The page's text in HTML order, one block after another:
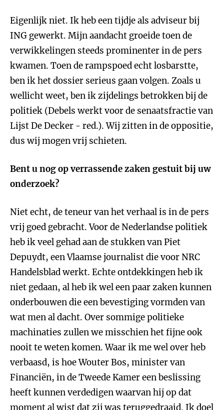
Eigenlijk niet. Ik heb een tijdje als adviseur bij
ING gewerkt. Mijn aandacht groeide toen de
verwikkelingen steeds prominenter in de pers
kwamen. Toen de rampspoed echt losbarstte,
ben ik het dossier serieus gaan volgen. Zoals u
wellicht weet, ben ik zijdelings betrokken bij de
politiek (Debels werkt voor de senaatsfractie van
Lijst De Decker - red.). Wij zitten in de oppositie,
dus wij mogen vrij schieten.
Bent u nog op verrassende zaken gestuit bij uw
onderzoek?
Niet echt, de teneur van het verhaal is in de pers
vrij goed gebracht. Voor de Nederlandse politiek
heb ik veel gehad aan de stukken van Piet
Depuydt, een Vlaamse journalist die voor NRC
Handelsblad werkt. Echte ontdekkingen heb ik
niet gedaan, al heb ik wel een paar zaken kunnen
onderbouwen die een bevestiging vormden van
wat men al dacht. Over sommige politieke
machinaties zullen we misschien het fijne ook
nooit te weten komen. Waar ik me wel over heb
verbaasd, is hoe Wouter Bos, minister van
Financiën, in de Tweede Kamer een beslissing
heeft kunnen verdedigen waarvan hij op dat
moment al wist dat zij was teruggedraaid. Ik doel